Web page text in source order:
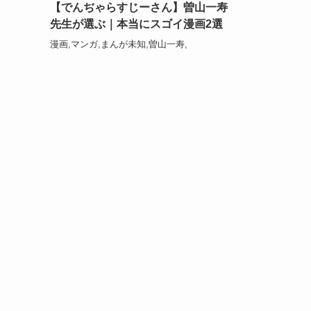
【でんぢゃらすじーさん】曽山一寿
先生が選ぶ｜本当にスゴイ漫画2選
漫画,マンガ,まんが未知,曽山一寿,